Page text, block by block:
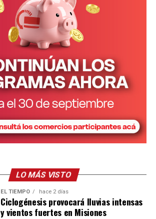
LO MÁS VISTO
EL TIEMPO hace 2 días
Ciclogénesis provocará lluvias intensas
y vientos fuertes en Misiones